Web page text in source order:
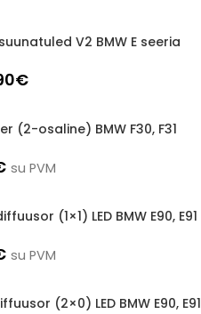
V2 BMW E seeria
€
(2-osaline) BMW F30, F31
su PVM
(1×1) LED BMW E90, E91
su PVM
(2×0) LED BMW E90, E91